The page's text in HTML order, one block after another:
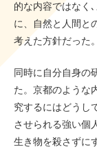
的な内容ではなく
に、自然と人間と
考えた方針だった。
同時に自分自身の
た。京都のような
究するにはどうし
させられる強い個
生き物を殺さずに